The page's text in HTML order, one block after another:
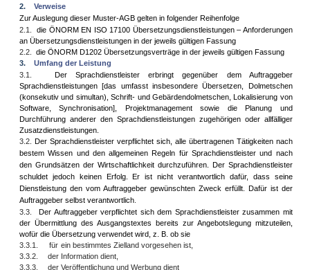
2.
Verweise
Zur Auslegung dieser Muster-AGB gelten in folgender Reihenfolge
2.1.
die ÖNORM EN ISO 17100 Übersetzungsdienstleistungen – Anforderungen
an Übersetzungsdienstleistungen in der jeweils gültigen Fassung
2.2.
die ÖNORM D1202 Übersetzungsverträge in der jeweils gültigen Fassung
3.
Umfang der Leistung
3.1.
Der Sprachdienstleister erbringt gegenüber dem Auftraggeber
Sprachdienstleistungen [das umfasst insbesondere Übersetzen, Dolmetschen
(konsekutiv und simultan), Schrift- und Gebärdendolmetschen, Lokalisierung von
Software, Synchronisation], Projektmanagement sowie die Planung und
Durchführung anderer den Sprachdienstleistungen zugehörigen oder allfälliger
Zusatzdienstleistungen.
3.2. Der Sprachdienstleister verpflichtet sich, alle übertragenen Tätigkeiten nach
bestem Wissen und den allgemeinen Regeln für Sprachdienstleister und nach
den Grundsätzen der Wirtschaftlichkeit durchzuführen. Der Sprachdienstleister
schuldet jedoch keinen Erfolg. Er ist nicht verantwortlich dafür, dass seine
Dienstleistung den vom Auftraggeber gewünschten Zweck erfüllt. Dafür ist der
Auftraggeber selbst verantwortlich
3.3.
Der Auftraggeber verpflichtet sich dem Sprachdienstleister zusammen mit
der Übermittlung des Ausgangstextes bereits zur Angebotslegung mitzuteilen,
wofür die Übersetzung verwendet wird, z. B. ob sie
3.3.1.
für ein bestimmtes Zielland vorgesehen ist,
3.3.2.
der Information dient,
3.3.3.
der Veröffentlichung und Werbung dient